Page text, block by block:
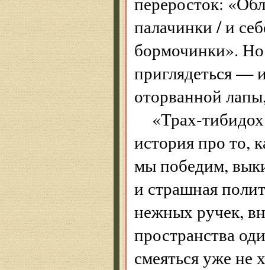
палачинки / и
бормочинки». Но
приглядеться —
оторванной
«Трах-
история про то,
мы победим,
и страшная
нежных ручек,
пространства
смеяться уже не